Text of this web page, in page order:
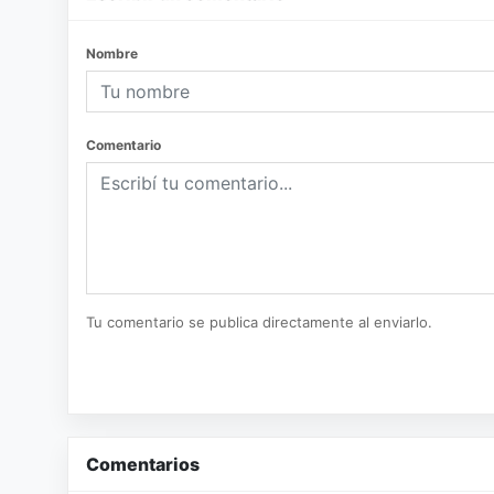
Nombre
Comentario
Tu comentario se publica directamente al enviarlo.
Comentarios